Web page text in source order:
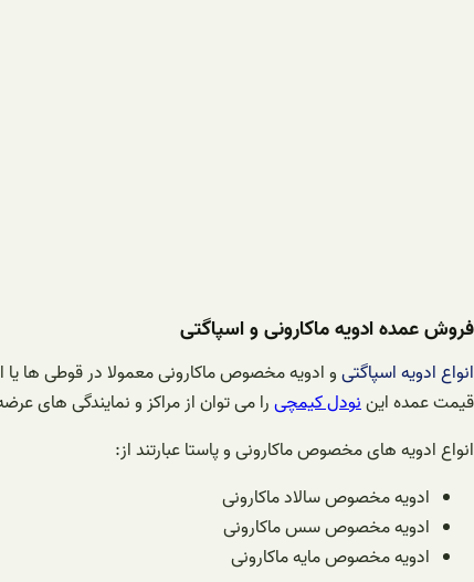
فروش عمده ادویه ماکارونی و اسپاگتی
انواع ادویه اسپاگتیو ادویه مخصوص ماکارونی معمولا در قوطی ها یا اصطلاحا نمکپاش های 75، 100 و 150 گرمی قرار گرفته و سپس با
قیمت عمده ایننودل کیمچیرا می توان از مراکز و نمایندگی های
انواع ادویه های مخصوص ماکارونی و پاستا عبارتند از:
ادویه مخصوص سالاد ماکارونی
ادویه مخصوص سس ماکارونی
ادویه مخصوص مایه ماکارونی